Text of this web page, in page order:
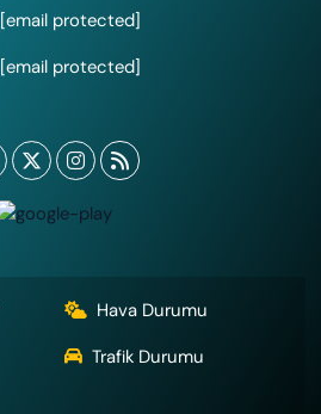
[email protected]
[email protected]
Hava Durumu
Trafik Durumu